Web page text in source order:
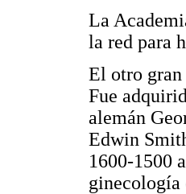
La
la red para
El otro gran
Fue
alemán
Edwin
1600-1500
ginecología